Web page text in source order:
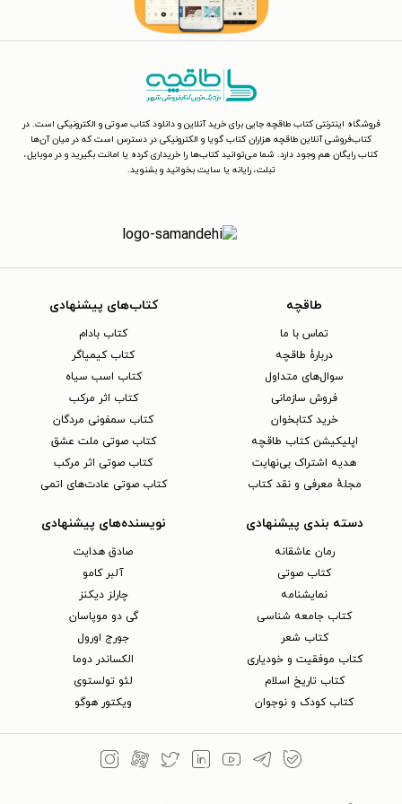
فروشگاه اینترنتی کتاب طاقچه جایی برای خرید آنلاین و دانلود کتاب صوتی و الکترونیکی است. در
کتاب‌فروشی آنلاین طاقچه هزاران کتاب گویا و الکترونیکی در دسترس است که در میان آن‌ها
کتاب رایگان هم وجود دارد. شما می‌توانید کتاب‌ها را خریداری کرده یا امانت بگیرید و در موبایل،
تبلت، رایانه یا سایت بخوانید و بشنوید.
طاقچه
تماس با ما
دربارهٔ طاقچه
سوال‌های متداول
فروش سازمانی
خرید کتابخوان
اپلیکیشن کتاب طاقچه
هدیه اشتراک بی‌نهایت
مجلهٔ معرفی و نقد کتاب
کتاب‌های پیشنهادی
کتاب بادام
کتاب کیمیاگر
کتاب اسب سیاه
کتاب اثر مرکب
کتاب سمفونی مردگان
کتاب صوتی ملت عشق
کتاب صوتی اثر مرکب
کتاب صوتی عادت‌های اتمی
دسته بندی پیشنهادی
رمان عاشقانه
کتاب‌ صوتی
نمایشنامه
کتاب جامعه شناسی
کتاب شعر
کتاب موفقیت و خودیاری
کتاب تاریخ اسلام
کتاب کودک و نوجوان
نویسنده‌های پیشنهادی
صادق هدایت
آلبر کامو
چارلز دیکنز
گی دو موپاسان
جورج اورول
الکساندر دوما
لئو تولستوی
ویکتور هوگو